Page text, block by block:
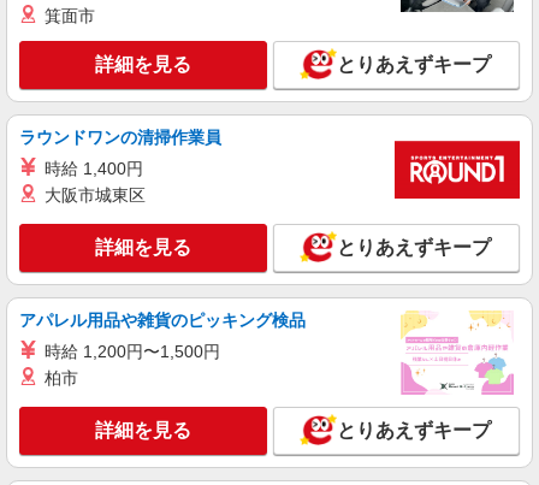
契約社員
旭川ケアセンターそよ風：RO10443
NEW
調理スタッフ
【月給】200,000円〜220,000円 ▼下記別途支
年2回（6月・12月） ※業績による 特別報酬：平
均26.7万円（最高額95.8万円） ※2025年6月支給
キープ
旭川ケアセンターそよ風：RO10446
NEW
調理スタッフ
【時給】1,150円〜1,350円 ▼下記別途支給 通
勤手当 年末年始手当：380円/時 寸志あり：年2回
詳細を見る
箕面市
詳細を見る とりあえずキープ
ラウンドワンの清掃作業員
時給 1,400円
大阪市城東区
詳細を見る とりあえずキープ
アパレル用品や雑貨のピッキング検品
時給 1,200円〜1,500円
柏市
詳細を見る とりあえずキープ